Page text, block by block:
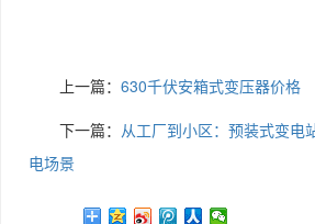
上一篇： 630千伏安箱式变压器价格
下一篇： 从工厂到小区：预装式变电
电场景